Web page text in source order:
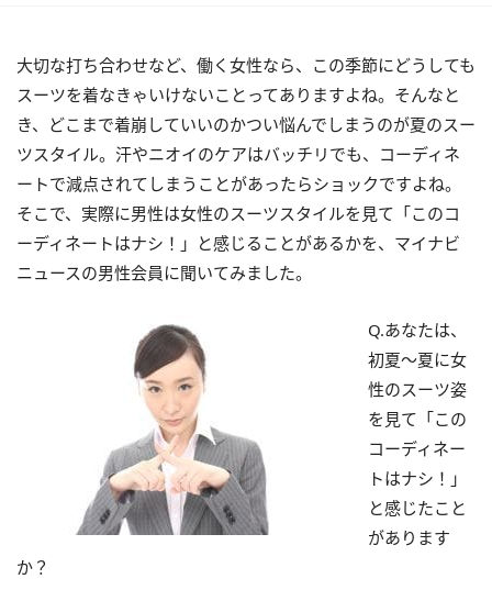
大切な打ち合わせなど、働く女性なら、この季節にどうしても
スーツを着なきゃいけないことってありますよね。そんなと
き、どこまで着崩していいのかつい悩んでしまうのが夏のスー
ツスタイル。汗やニオイのケアはバッチリでも、コーディネ
ートで減点されてしまうことがあったらショックですよね。
そこで、実際に男性は女性のスーツスタイルを見て「このコ
ーディネートはナシ！」と感じることがあるかを、マイナビ
ニュースの男性会員に聞いてみました。
Q.あなたは、
初夏～夏に女
性のスーツ姿
を見て「この
コーディネー
トはナシ！」
と感じたこと
があります
か？